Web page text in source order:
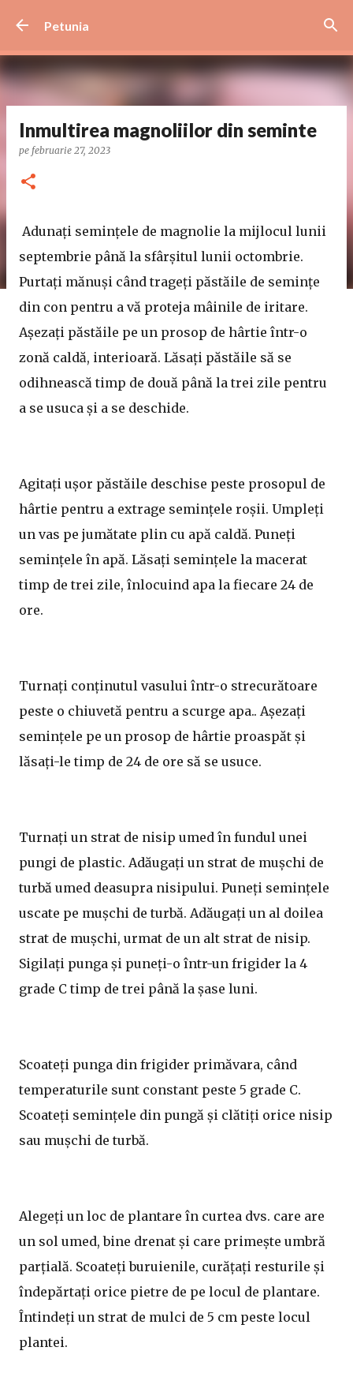
Petunia
Inmultirea magnoliilor din seminte
pe februarie 27, 2023
Adunați semințele de magnolie la mijlocul lunii
septembrie până la sfârșitul lunii octombrie.
Purtați mănuși când trageți păstăile de semințe
din con pentru a vă proteja mâinile de iritare.
Așezați păstăile pe un prosop de hârtie într-o
zonă caldă, interioară. Lăsați păstăile să se
odihnească timp de două până la trei zile pentru
a se usuca și a se deschide.
Agitați ușor păstăile deschise peste prosopul de
hârtie pentru a extrage semințele roșii. Umpleți
un vas pe jumătate plin cu apă caldă. Puneți
semințele în apă. Lăsați semințele la macerat
timp de trei zile, înlocuind apa la fiecare 24 de
ore.
Turnați conținutul vasului într-o strecurătoare
peste o chiuvetă pentru a scurge apa.. Așezați
semințele pe un prosop de hârtie proaspăt și
lăsați-le timp de 24 de ore să se usuce.
Turnați un strat de nisip umed în fundul unei
pungi de plastic. Adăugați un strat de mușchi de
turbă umed deasupra nisipului. Puneți semințele
uscate pe mușchi de turbă. Adăugați un al doilea
strat de mușchi, urmat de un alt strat de nisip.
Sigilați punga și puneți-o într-un frigider la 4
grade C timp de trei până la șase luni.
Scoateți punga din frigider primăvara, când
temperaturile sunt constant peste 5 grade C.
Scoateți semințele din pungă și clătiți orice nisip
sau mușchi de turbă.
Alegeți un loc de plantare în curtea dvs. care are
un sol umed, bine drenat și care primește umbră
parțială. Scoateți buruienile, curățați resturile și
îndepărtați orice pietre de pe locul de plantare.
Întindeți un strat de mulci de 5 cm peste locul
plantei.